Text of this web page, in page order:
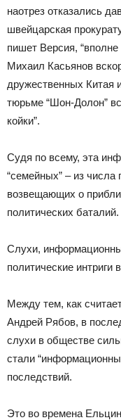
наотрез отказались
швейцарская
пишет Версия,
Михаил Касьянов
дружественных Китая
тюрьме “Шон-Долон”
койки”.
Судя по всему, эта
“семейных” – из
возвещающих о
политических баталий.
Слухи,
политические интриги
Между тем, как
Андрей Рябов, в
слухи в обществе
стали
последствий.
Это во времена